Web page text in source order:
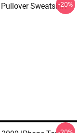
Sweatshirt-20%